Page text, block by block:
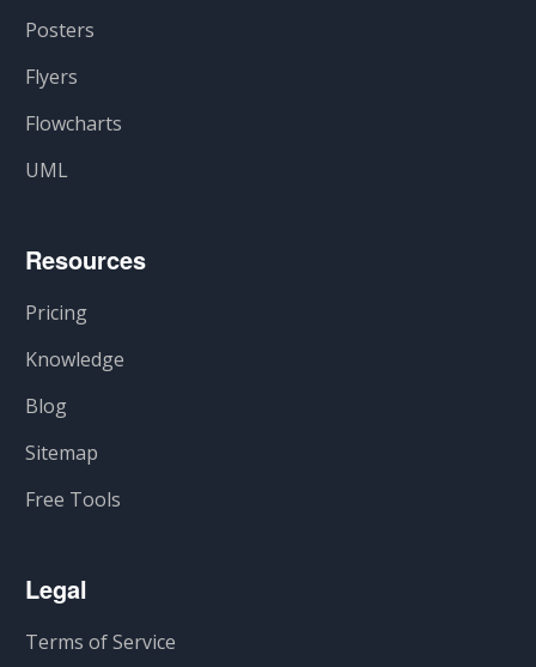
Posters
Flyers
Flowcharts
UML
Resources
Pricing
Knowledge
Blog
Sitemap
Free Tools
Legal
Terms of Service